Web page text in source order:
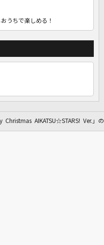
うちで楽しめる！
AIKATSU☆STARS! Ver.」